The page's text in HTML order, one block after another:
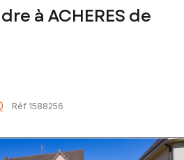
à ACHERES de
Réf 1588256